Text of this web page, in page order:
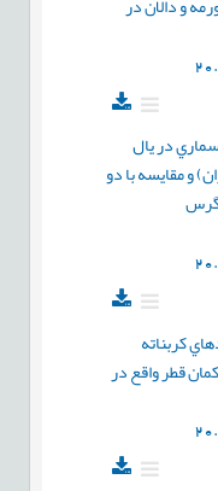
در يال
مقايسه با دو
کربناته
قطر واقع در